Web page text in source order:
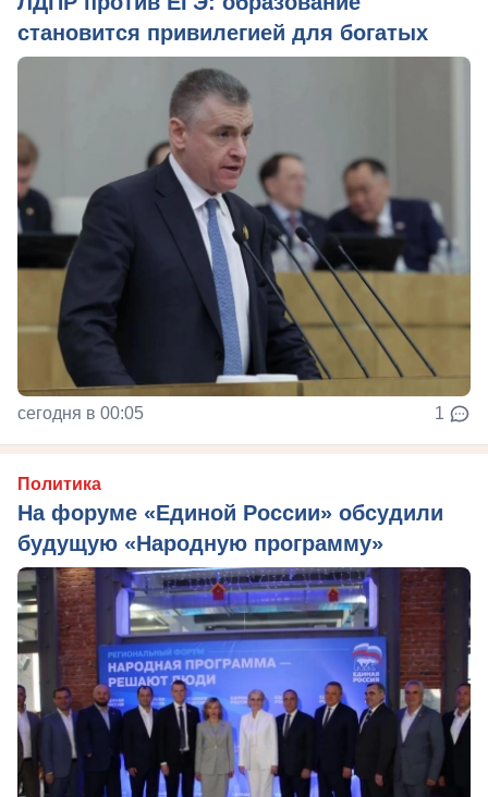
становится привилегией для богатых
сегодня в 00:05 1
Политика
На форуме «Единой России» обсудили
будущую «Народную программу»